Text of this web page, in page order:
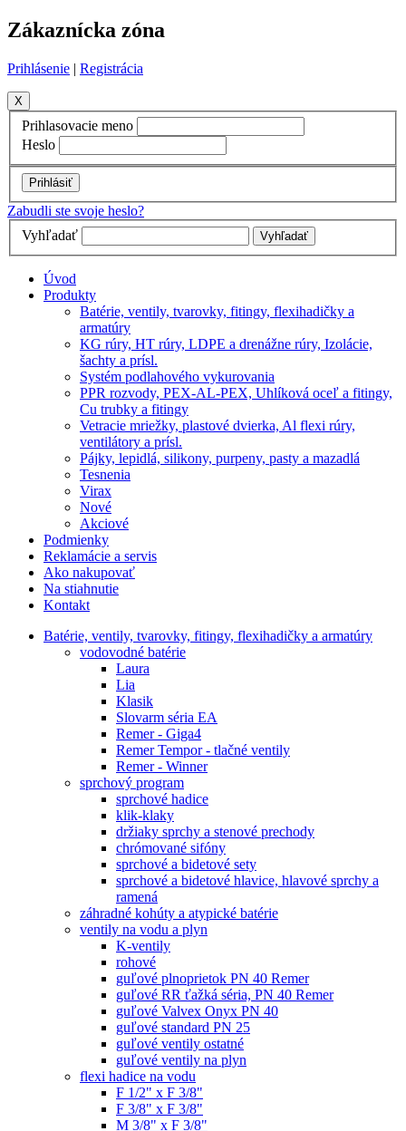
Zákaznícka zóna
Prihlásenie | Registrácia
X
Prihlasovacie meno
Heslo
Zabudli ste svoje heslo?
Vyhľadať
Úvod
Produkty
Batérie, ventily, tvarovky, fitingy, flexihadičky a
armatúry
KG rúry, HT rúry, LDPE a drenážne rúry, Izolácie,
šachty a prísl.
Systém podlahového vykurovania
PPR rozvody, PEX-AL-PEX, Uhlíková oceľ a fitingy,
Cu trubky a fitingy
Vetracie mriežky, plastové dvierka, Al flexi rúry,
ventilátory a prísl.
Pájky, lepidlá, silikony, purpeny, pasty a mazadlá
Tesnenia
Virax
Nové
Akciové
Podmienky
Reklamácie a servis
Ako nakupovať
Na stiahnutie
Kontakt
Batérie, ventily, tvarovky, fitingy, flexihadičky a armatúry
vodovodné batérie
Laura
Lia
Klasik
Slovarm séria EA
Remer - Giga4
Remer Tempor - tlačné ventily
Remer - Winner
sprchový program
sprchové hadice
klik-klaky
držiaky sprchy a stenové prechody
chrómované sifóny
sprchové a bidetové sety
sprchové a bidetové hlavice, hlavové sprchy a
ramená
záhradné kohúty a atypické batérie
ventily na vodu a plyn
K-ventily
rohové
guľové plnoprietok PN 40 Remer
guľové RR ťažká séria, PN 40 Remer
guľové Valvex Onyx PN 40
guľové standard PN 25
guľové ventily ostatné
guľové ventily na plyn
flexi hadice na vodu
F 1/2" x F 3/8"
F 3/8" x F 3/8"
M 3/8" x F 3/8"